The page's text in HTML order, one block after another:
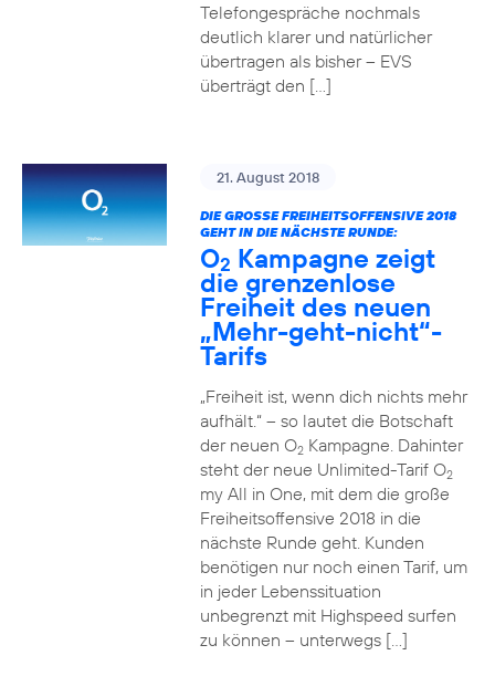
Telefongespräche nochmals
deutlich klarer und natürlicher
übertragen als bisher – EVS
überträgt den […]
21. August 2018
DIE GROSSE FREIHEITSOFFENSIVE 2018 G
EHT IN DIE NÄCHSTE RUNDE:
O2 Kampagne zeigt
die grenzenlose
Freiheit des neuen
„Mehr-geht-nicht“-
Tarifs
„Freiheit ist, wenn dich nichts mehr
aufhält.“ – so lautet die Botschaft
der neuen O2Kampagne. Dahinter
steht der neue Unlimited-Tarif O2
my All in One, mit dem die große
Freiheitsoffensive 2018 in die
nächste Runde geht. Kunden
benötigen nur noch einen Tarif, um
in jeder Lebenssituation
unbegrenzt mit Highspeed surfen
zu können – unterwegs […]